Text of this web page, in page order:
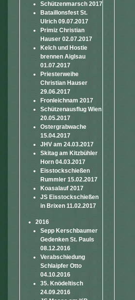
Schützenmarsch 2017
Bataillonsfest St.
Ulrich 09.07.2017
Primiz Christian
Hauser 02.07.2017
Kelch und Hostie
brennen Aiglsau
01.07.2017
Priesterweihe
Christian Hauser
29.06.2017
Fronleichnam 2017
Schützenausflug Wien
20.05.2017
Ostergrabwache
15.04.2017
JHV am 24.03.2017
Skitag am Kitzbühler
Horn 04.03.2017
Eisstockschießen
Rummler 15.02.2017
Koasalauf 2017
JS Eisstockschießen
in Brixen 11.02.2017
2016
Sepp Kerschbaumer
Gedenken St. Pauls
08.12.2016
Verabschiedung
Schlaipfer Otto
04.10.2016
35. Knödeltisch
24.09.2016